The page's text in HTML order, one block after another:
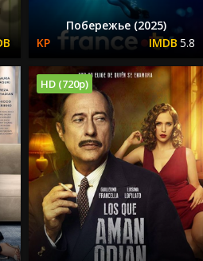
Побережье (2025)
5.8
HD (720p)